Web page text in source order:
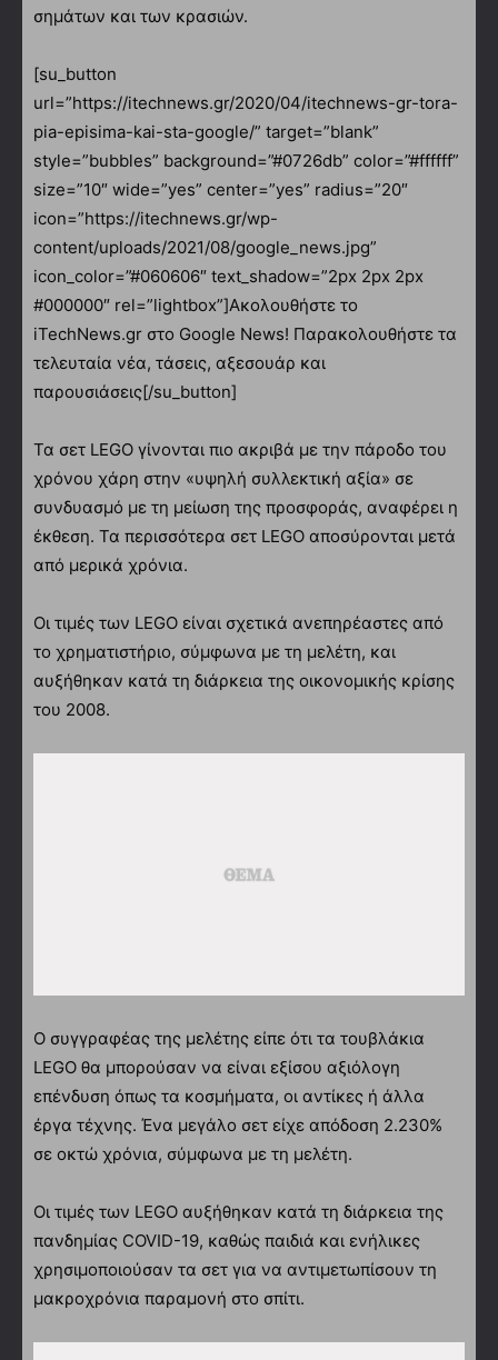
σημάτων και των κρασιών.
[su_button
url=”https://itechnews.gr/2020/04/itechnews-gr-tora-
pia-episima-kai-sta-google/” target=”blank”
style=”bubbles” background=”#0726db” color=”#ffffff”
size=”10″ wide=”yes” center=”yes” radius=”20″
icon=”https://itechnews.gr/wp-
content/uploads/2021/08/google_news.jpg”
icon_color=”#060606″ text_shadow=”2px 2px 2px
#000000″ rel=”lightbox”]Ακολουθήστε το
iTechNews.gr στο Google News! Παρακολουθήστε τα
τελευταία νέα, τάσεις, αξεσουάρ και
παρουσιάσεις[/su_button]
Τα σετ LEGO γίνονται πιο ακριβά με την πάροδο του
χρόνου χάρη στην «υψηλή συλλεκτική αξία» σε
συνδυασμό με τη μείωση της προσφοράς, αναφέρει η
έκθεση. Τα περισσότερα σετ LEGO αποσύρονται μετά
από μερικά χρόνια.
Οι τιμές των LEGO είναι σχετικά ανεπηρέαστες από
το χρηματιστήριο, σύμφωνα με τη μελέτη, και
αυξήθηκαν κατά τη διάρκεια της οικονομικής κρίσης
του 2008.
Ο συγγραφέας της μελέτης είπε ότι τα τουβλάκια
LEGO θα μπορούσαν να είναι εξίσου αξιόλογη
επένδυση όπως τα κοσμήματα, οι αντίκες ή άλλα
έργα τέχνης. Ένα μεγάλο σετ είχε απόδοση 2.230%
σε οκτώ χρόνια, σύμφωνα με τη μελέτη.
Οι τιμές των LEGO αυξήθηκαν κατά τη διάρκεια της
πανδημίας COVID-19, καθώς παιδιά και ενήλικες
χρησιμοποιούσαν τα σετ για να αντιμετωπίσουν τη
μακροχρόνια παραμονή στο σπίτι.